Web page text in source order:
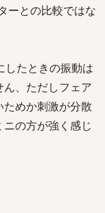
ーとの比較ではな
たときの振動は
、ただしフェア
めか刺激が分散
の方が強く感じ